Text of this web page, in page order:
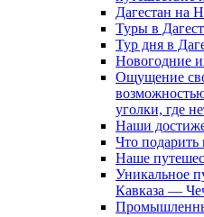
Дагестан на
Туры в
Тур дня в
Новогодние
Ощущение
уголки, где
Наши
Что подарить
Наше
Уникальное
Кавказа —